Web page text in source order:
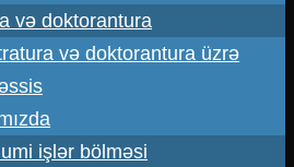
və doktorantura
və doktorantura üzrə
işlər bölməsi